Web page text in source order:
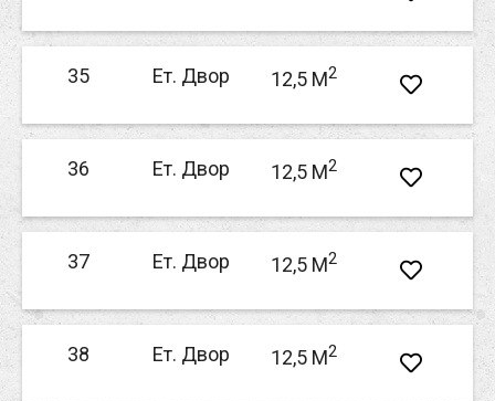
35 Ет. Двор 12,5 M2
36 Ет. Двор 12,5 M2
37 Ет. Двор 12,5 M2
38 Ет. Двор 12,5 M2